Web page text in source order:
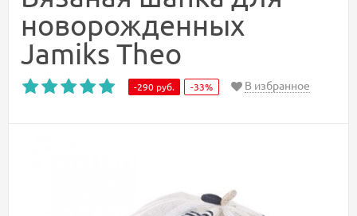
новорожденных
Jamiks Theo
-290 руб. -33% В избранное